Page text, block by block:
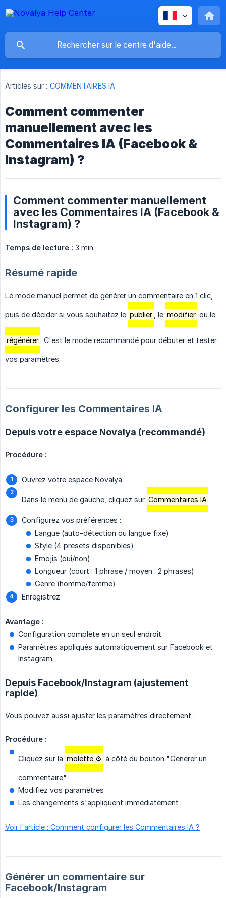
Articles sur : COMMENTAIRES IA
Comment commenter
manuellement avec les
Commentaires IA (Facebook &
Instagram) ?
Comment commenter manuellement
avec les Commentaires IA (Facebook &
Instagram) ?
Temps de lecture : 3 min
Résumé rapide
Le mode manuel permet de générer un commentaire en 1 clic,
puis de décider si vous souhaitez le publier , le modifier ou le
régénérer . C'est le mode recommandé pour débuter et tester
vos paramètres.
Configurer les Commentaires IA
Depuis votre espace Novalya (recommandé)
Procédure :
Ouvrez votre espace Novalya
Dans le menu de gauche, cliquez sur Commentaires IA
Configurez vos préférences :
Langue (auto-détection ou langue fixe)
Style (4 presets disponibles)
Emojis (oui/non)
Longueur (court : 1 phrase / moyen : 2 phrases)
Genre (homme/femme)
Enregistrez
Avantage :
Configuration complète en un seul endroit
Paramètres appliqués automatiquement sur Facebook et
Instagram
Depuis Facebook/Instagram (ajustement
rapide)
Vous pouvez aussi ajuster les paramètres directement :
Procédure :
Cliquez sur la molette ⚙️ à côté du bouton "Générer un
commentaire"
Modifiez vos paramètres
Les changements s'appliquent immédiatement
Voir l'article : Comment configurer les Commentaires IA ?
Générer un commentaire sur
Facebook/Instagram